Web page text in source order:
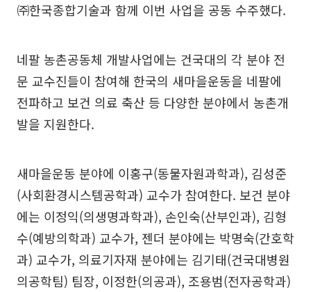
㈜한국종합기술과 함께 이번 사업을 공동 수주했다.
네팔 농촌공동체 개발사업에는 건국대의 각 분야 전
문 교수진들이 참여해 한국의 새마을운동을 네팔에
전파하고 보건 의료 축산 등 다양한 분야에서 농촌개
발을 지원한다.
새마을운동 분야에 이홍구(동물자원과학과), 김성준
(사회환경시스템공학과) 교수가 참여한다. 보건 분야
에는 이정익(의생명과학과), 손인숙(산부인과), 김형
수(예방의학과) 교수가, 젠더 분야에는 박명숙(간호학
과) 교수가, 의료기자재 분야에는 김기태(건국대병원
의공학팀) 팀장, 이정한(의공과), 조용범(전자공학과)